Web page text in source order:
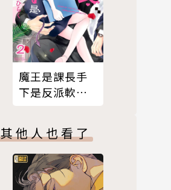
魔王是課長手
下是反派軟腳
其他人也看了